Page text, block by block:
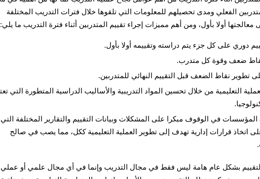
معالجتها أولا بأول، ومن أهم مميزات إجراء تقييم المتدربين أثناء فترة التدريب ما يلي:
دوري على كل جزء يتم دراسته وتقييمه أولا بأول.
ضعف وقوة كل متدرب.
تطوير نقاط الضعف قبل التقييم النهائي للمتدربين.